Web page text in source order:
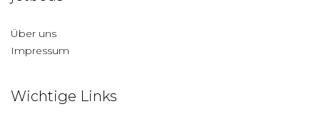
Über uns
Impressum
Wichtige Links